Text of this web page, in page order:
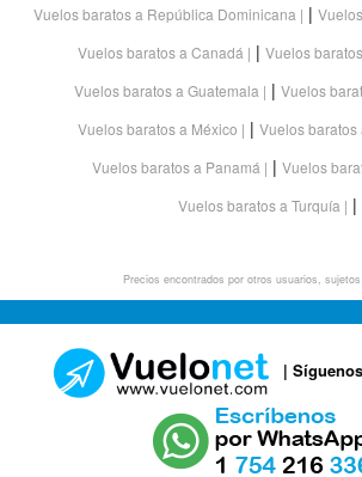
Vuelos baratos a República Dominicana |
Vuelos baratos a Canadá | Vuelos
Vuelos baratos a Guatemala | Vuelos
Vuelos baratos a México | Vuelos baratos
Vuelos baratos a Panamá | Vuelos
Vuelos baratos a Turquía |
Precios encontrados por otros usuarios,
|